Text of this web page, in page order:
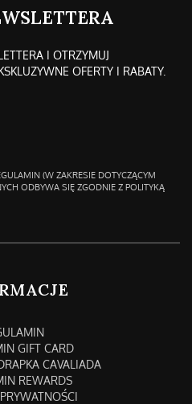
I OTRZYMUJ
OFERTY I RABATY.
(W ZAKRESIE DOTYCZĄCYM
ODBYWA SIĘ ZGODNIE Z POLITYKĄ
GIFT CARD
CAVALIADA
REWARDS